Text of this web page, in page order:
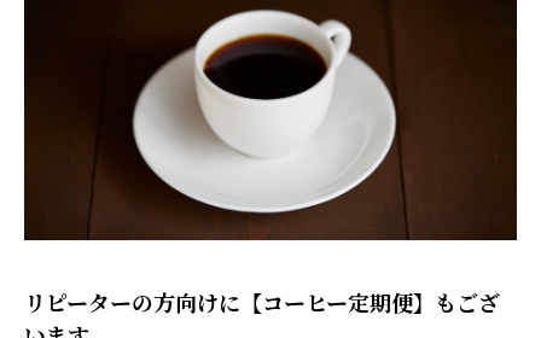
リピーターの方向けに【コーヒー定期便】もござ